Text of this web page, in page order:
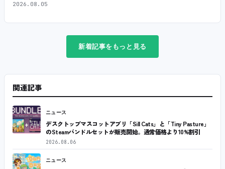
2026.08.05
新着記事をもっと見る
関連記事
ニュース
デスクトップマスコットアプリ「Sill Cats」と「Tiny Pasture」
のSteamバンドルセットが販売開始。通常価格より10%割引
2026.08.06
ニュース